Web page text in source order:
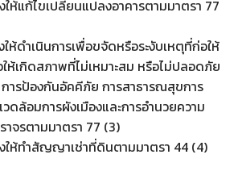
ห้แก้ไขเปลี่ยนแปลงอาคารตามมาตรา 77
ห้ดำเนินการเพื่อขจัดหรือระงับเหตุที่ก่อให้
ห้เกิดสภาพที่ไม่เหมาะสม หรือไม่ปลอดภัย
ารป้องกันอัคคีภัย การสาธารณสุขการ
ดล้อมการผังเมืองและการอำนวยความ
าจรตามมาตรา 77 (3)
ให้ทำสัญญาเช่าที่ดินตามมาตรา 44 (4)